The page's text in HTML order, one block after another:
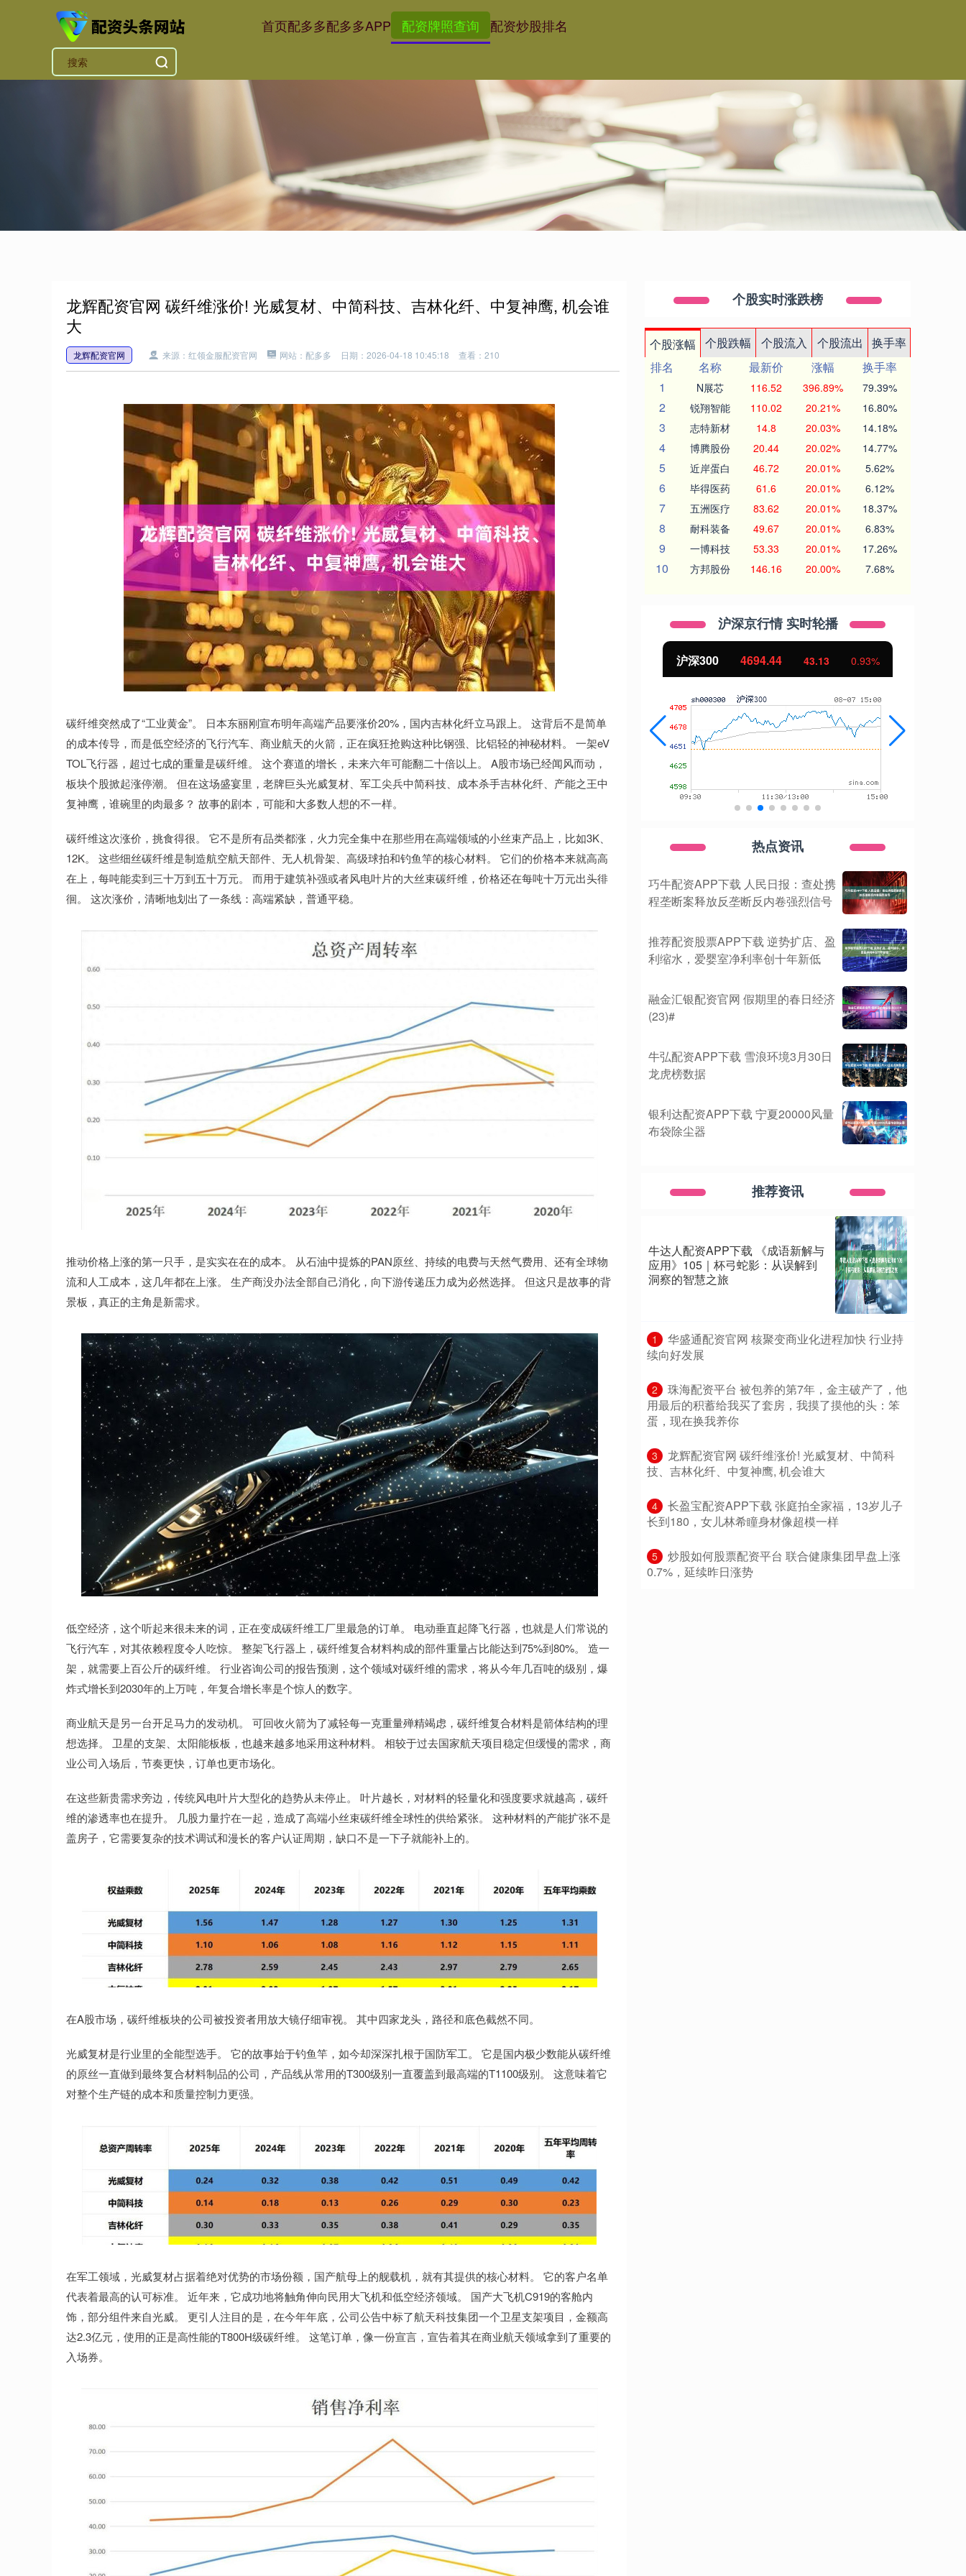
首页配多多配多多APP 配资牌照查询 配资炒股排名
龙辉配资官网 碳纤维涨价! 光威复材、中简科技、吉林化纤、中复神鹰, 机会谁
大
龙辉配资官网 来源：红领金服配资官网 网站：配多多 日期：2026-04-18 10:45:18 查看：210
碳纤维突然成了“工业黄金”。 日本东丽刚宣布明年高端产品要涨价20%，国内吉林化纤立马跟上。 这背后不是简单
的成本传导，而是低空经济的飞行汽车、商业航天的火箭，正在疯狂抢购这种比钢强、比铝轻的神秘材料。 一架eV
TOL飞行器，超过七成的重量是碳纤维。 这个赛道的增长，未来六年可能翻二十倍以上。 A股市场已经闻风而动，
板块个股掀起涨停潮。 但在这场盛宴里，老牌巨头光威复材、军工尖兵中简科技、成本杀手吉林化纤、产能之王中
复神鹰，谁碗里的肉最多？ 故事的剧本，可能和大多数人想的不一样。
碳纤维这次涨价，挑食得很。 它不是所有品类都涨，火力完全集中在那些用在高端领域的小丝束产品上，比如3K、
12K。 这些细丝碳纤维是制造航空航天部件、无人机骨架、高级球拍和钓鱼竿的核心材料。 它们的价格本来就高高
在上，每吨能卖到三十万到五十万元。 而用于建筑补强或者风电叶片的大丝束碳纤维，价格还在每吨十万元出头徘
徊。 这次涨价，清晰地划出了一条线：高端紧缺，普通平稳。
推动价格上涨的第一只手，是实实在在的成本。 从石油中提炼的PAN原丝、持续的电费与天然气费用、还有全球物
流和人工成本，这几年都在上涨。 生产商没办法全部自己消化，向下游传递压力成为必然选择。 但这只是故事的背
景板，真正的主角是新需求。
低空经济，这个听起来很未来的词，正在变成碳纤维工厂里最急的订单。 电动垂直起降飞行器，也就是人们常说的
飞行汽车，对其依赖程度令人吃惊。 整架飞行器上，碳纤维复合材料构成的部件重量占比能达到75%到80%。 造一
架，就需要上百公斤的碳纤维。 行业咨询公司的报告预测，这个领域对碳纤维的需求，将从今年几百吨的级别，爆
炸式增长到2030年的上万吨，年复合增长率是个惊人的数字。
商业航天是另一台开足马力的发动机。 可回收火箭为了减轻每一克重量殚精竭虑，碳纤维复合材料是箭体结构的理
想选择。 卫星的支架、太阳能板板，也越来越多地采用这种材料。 相较于过去国家航天项目稳定但缓慢的需求，商
业公司入场后，节奏更快，订单也更市场化。
在这些新贵需求旁边，传统风电叶片大型化的趋势从未停止。 叶片越长，对材料的轻量化和强度要求就越高，碳纤
维的渗透率也在提升。 几股力量拧在一起，造成了高端小丝束碳纤维全球性的供给紧张。 这种材料的产能扩张不是
盖房子，它需要复杂的技术调试和漫长的客户认证周期，缺口不是一下子就能补上的。
在A股市场，碳纤维板块的公司被投资者用放大镜仔细审视。 其中四家龙头，路径和底色截然不同。
光威复材是行业里的全能型选手。 它的故事始于钓鱼竿，如今却深深扎根于国防军工。 它是国内极少数能从碳纤维
的原丝一直做到最终复合材料制品的公司，产品线从常用的T300级别一直覆盖到最高端的T1100级别。 这意味着它
对整个生产链的成本和质量控制力更强。
在军工领域，光威复材占据着绝对优势的市场份额，国产航母上的舰载机，就有其提供的核心材料。 它的客户名单
代表着最高的认可标准。 近年来，它成功地将触角伸向民用大飞机和低空经济领域。 国产大飞机C919的客舱内
饰，部分组件来自光威。 更引人注目的是，在今年年底，公司公告中标了航天科技集团一个卫星支架项目，金额高
达2.3亿元，使用的正是高性能的T800H级碳纤维。 这笔订单，像一份宣言，宣告着其在商业航天领域拿到了重要的
入场券。
个股实时涨跌榜
个股涨幅 个股跌幅 个股流入 个股流出
换手率
排名
名称 最新价 涨幅
换手率
1
N展芯 116.52 396.89% 79.39%
2 锐翔智能 110.02 20.21% 16.80%
3 志特新材 14.8 20.03% 14.18%
4 博腾股份 20.44 20.02% 14.77%
5 近岸蛋白 46.72 20.01% 5.62%
6 毕得医药 61.6 20.01% 6.12%
7 五洲医疗 83.62 20.01% 18.37%
8 耐科装备 49.67 20.01% 6.83%
9 一博科技 53.33 20.01% 17.26%
10 方邦股份 146.16 20.00% 7.68%
沪深京行情 实时轮播
深证成指 14311.01 200.89 1.42% 沪深300 4694.44 43.13 北证50 1134.24 11.37 1.01%
热点资讯
巧牛配资APP下载 人民日报：查处携
程垄断案释放反垄断反内卷强烈信号
推荐配资股票APP下载 逆势扩店、盈
利缩水，爱婴室净利率创十年新低
融金汇银配资官网 假期里的春日经济
(23)#
牛弘配资APP下载 雪浪环境3月30日
龙虎榜数据
银利达配资APP下载 宁夏20000风量
布袋除尘器
推荐资讯
牛达人配资APP下载 《成语新解与
应用》105｜杯弓蛇影：从误解到
洞察的智慧之旅
1
​华盛通配资官网 核聚变商业化进程加快 行业持
续向好发展
2
​珠海配资平台 被包养的第7年，金主破产了，他
用最后的积蓄给我买了套房，我摸了摸他的头：笨
蛋，现在换我养你
3
​龙辉配资官网 碳纤维涨价! 光威复材、中简科
技、吉林化纤、中复神鹰, 机会谁大
4
​长盈宝配资APP下载 张庭拍全家福，13岁儿子
长到180，女儿林希瞳身材像超模一样
5
​炒股如何股票配资平台 联合健康集团早盘上涨
0.7%，延续昨日涨势